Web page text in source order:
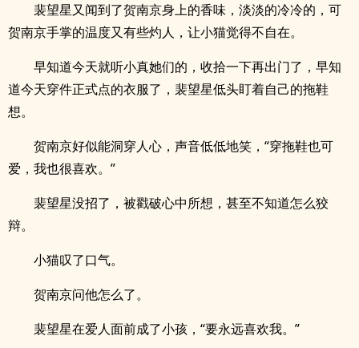
裴望星又闻到了贺南京身上的香味，淡淡的冷冷的，可
贺南京手掌的温度又有些灼人，让小猫觉得不自在。
早知道今天就听小真她们的，收拾一下再出门了，早知
道今天穿件正式点的衣服了，裴望星低头盯着自己的拖鞋
想。
贺南京好似能洞穿人心，声音低低地笑，“穿拖鞋也可
爱，我也很喜欢。”
裴望星没招了，被戳破心中所想，甚至不知道怎么狡
辩。
小猫叹了口气。
贺南京问他怎么了。
裴望星在爱人面前成了小孩，“要永远喜欢我。”